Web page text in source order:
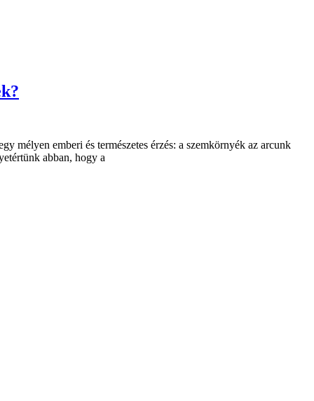
mélyen emberi és természetes érzés: a szemkörnyék az arcunk
abban, hogy a